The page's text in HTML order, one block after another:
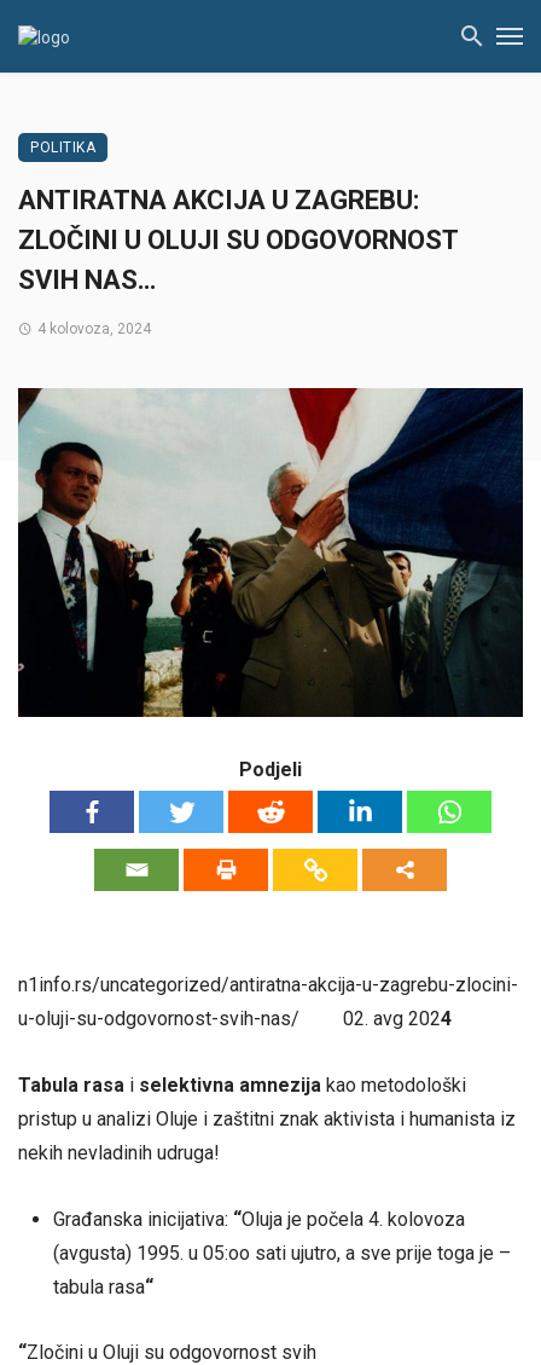
POLITIKA
ANTIRATNA AKCIJA U ZAGREBU:
ZLOČINI U OLUJI SU ODGOVORNOST
SVIH NAS…
4 kolovoza, 2024
Podjeli
n1info.rs/uncategorized/antiratna-akcija-u-zagrebu-zlocini-
u-oluji-su-odgovornost-svih-nas/ 02. avg 2024
Tabula rasa i selektivna amnezija kao metodološki
pristup u analizi Oluje i zaštitni znak aktivista i humanista iz
nekih nevladinih udruga!
Građanska inicijativa: “Oluja je počela 4. kolovoza
(avgusta) 1995. u 05:oo sati ujutro, a sve prije toga je –
tabula rasa“
“Zločini u Oluji su odgovornost svih